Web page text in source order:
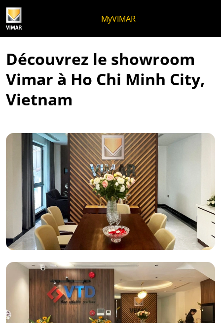
MyVIMAR
Découvrez le showroom
Vimar à Ho Chi Minh City,
Vietnam